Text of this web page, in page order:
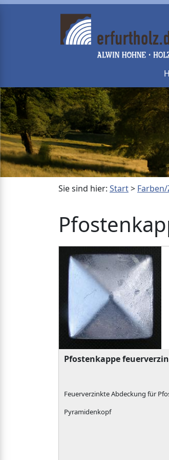
Sie sind hier: Start>
Pfostenkappe
Feuerverzinkte Abdeckung für
Pyramidenkopf